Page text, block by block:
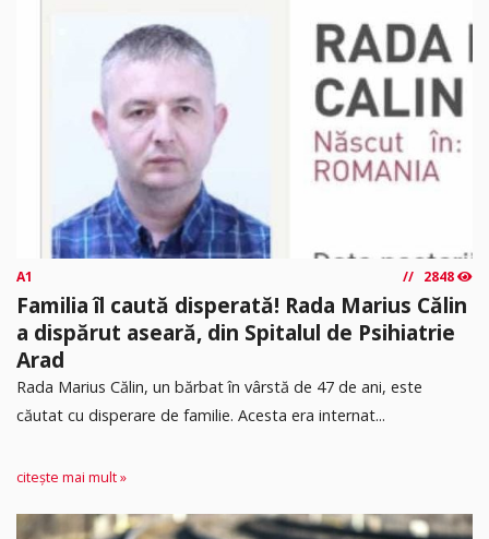
A1 2848
Familia îl caută disperată! Rada Marius Călin
a dispărut aseară, din Spitalul de Psihiatrie
Arad
Rada Marius Călin, un bărbat în vârstă de 47 de ani, este
căutat cu disperare de familie. Acesta era internat...
citește mai mult »